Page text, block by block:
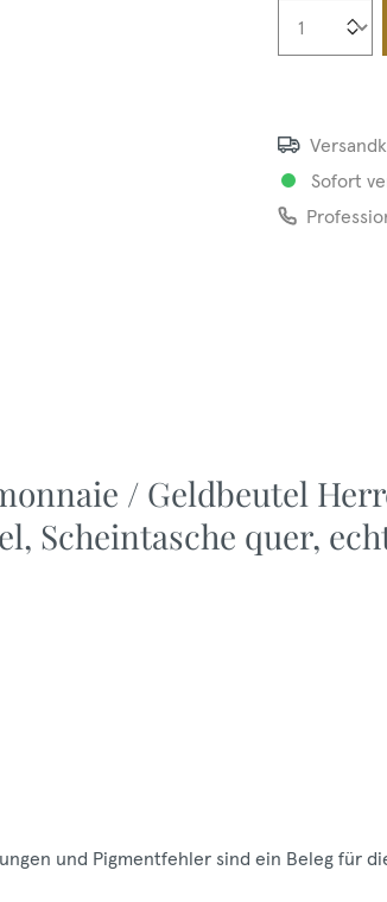
Sofort
/ Geldbeutel
Scheintasche quer,
und Pigmentfehler sind ein Beleg für